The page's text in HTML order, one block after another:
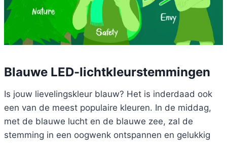
Blauwe LED-lichtkleurstemmingen
Is jouw lievelingskleur blauw? Het is inderdaad ook
een van de meest populaire kleuren. In de middag,
met de blauwe lucht en de blauwe zee, zal de
stemming in een oogwenk ontspannen en gelukkig